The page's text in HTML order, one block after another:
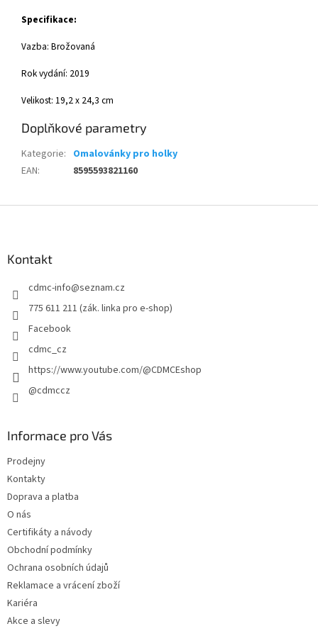
Specifikace:
Vazba: Brožovaná
Rok vydání: 2019
Velikost: 19,2 x 24,3 cm
Doplňkové parametry
Kategorie: Omalovánky pro holky
EAN: 8595593821160
Kontakt
cdmc-info@seznam.cz
775 611 211 (zák. linka pro e-shop)
Facebook
cdmc_cz
https://www.youtube.com/@CDMCEshop
@cdmccz
Informace pro Vás
Prodejny
Kontakty
Doprava a platba
O nás
Certifikáty a návody
Obchodní podmínky
Ochrana osobních údajů
Reklamace a vrácení zboží
Kariéra
Akce a slevy